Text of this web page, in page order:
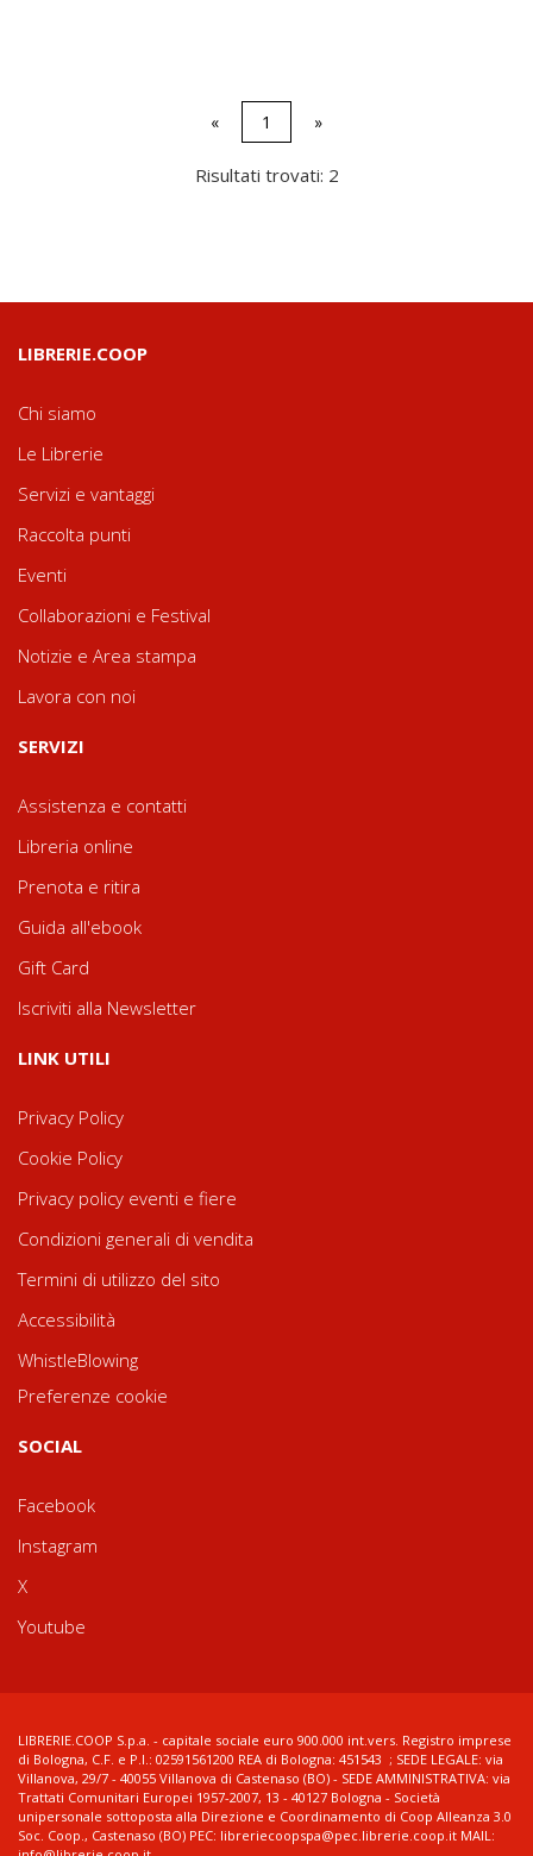
« 1 »
Risultati trovati: 2
LIBRERIE.COOP
Chi siamo
Le Librerie
Servizi e vantaggi
Raccolta punti
Eventi
Collaborazioni e Festival
Notizie e Area stampa
Lavora con noi
SERVIZI
Assistenza e contatti
Libreria online
Prenota e ritira
Guida all'ebook
Gift Card
Iscriviti alla Newsletter
LINK UTILI
Privacy Policy
Cookie Policy
Privacy policy eventi e fiere
Condizioni generali di vendita
Termini di utilizzo del sito
Accessibilità
WhistleBlowing
Preferenze cookie
SOCIAL
Facebook
Instagram
X
Youtube
LIBRERIE.COOP S.p.a. - capitale sociale euro 900.000 int.vers. Registro imprese
di Bologna, C.F. e P.I.: 02591561200 REA di Bologna: 451543 ; SEDE LEGALE: via
Villanova, 29/7 - 40055 Villanova di Castenaso (BO) - SEDE AMMINISTRATIVA: via
Trattati Comunitari Europei 1957-2007, 13 - 40127 Bologna - Società
unipersonale sottoposta alla Direzione e Coordinamento di Coop Alleanza 3.0
Soc. Coop., Castenaso (BO) PEC: libreriecoopspa@pec.librerie.coop.it MAIL: